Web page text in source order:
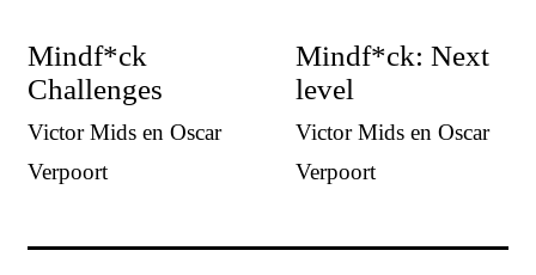
Mindf*ck
Challenges
Victor Mids en Oscar
Verpoort
Mindf*ck: Next
level
Victor Mids en Oscar
Verpoort